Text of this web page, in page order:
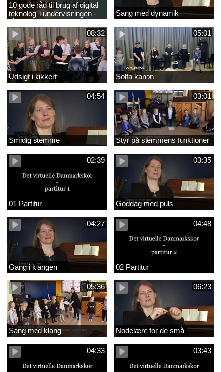
10 gode råd til brug af digital
teknologi i undervisningen -
råd 1
Sang med dynamik
08:32
Udsigt i kikkert
05:01
Solfa kanon
04:54
Smidig stemme
03:01
Styr på stemmens funktioner
02:39
01 Partitur
03:35
Goddag med puls
04:27
Gang i klangen
04:48
02 Partitur
05:36
Sang med klang
06:23
Nodelære for de små
04:33 03:43